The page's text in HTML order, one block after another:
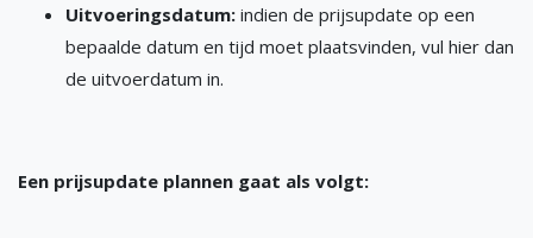
Uitvoeringsdatum: indien de prijsupdate op een
bepaalde datum en tijd moet plaatsvinden, vul hier dan
de uitvoerdatum in.
Een prijsupdate plannen gaat als volgt: